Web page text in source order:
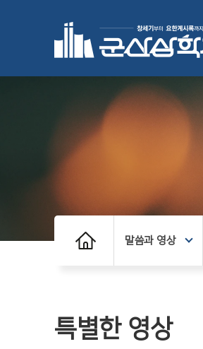
말씀과 영상
특별한 영상